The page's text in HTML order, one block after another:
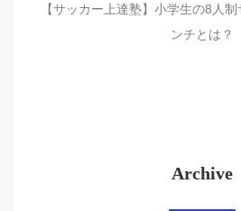
【サッカー上達塾】小学生の8人
ンチとは？
Archive